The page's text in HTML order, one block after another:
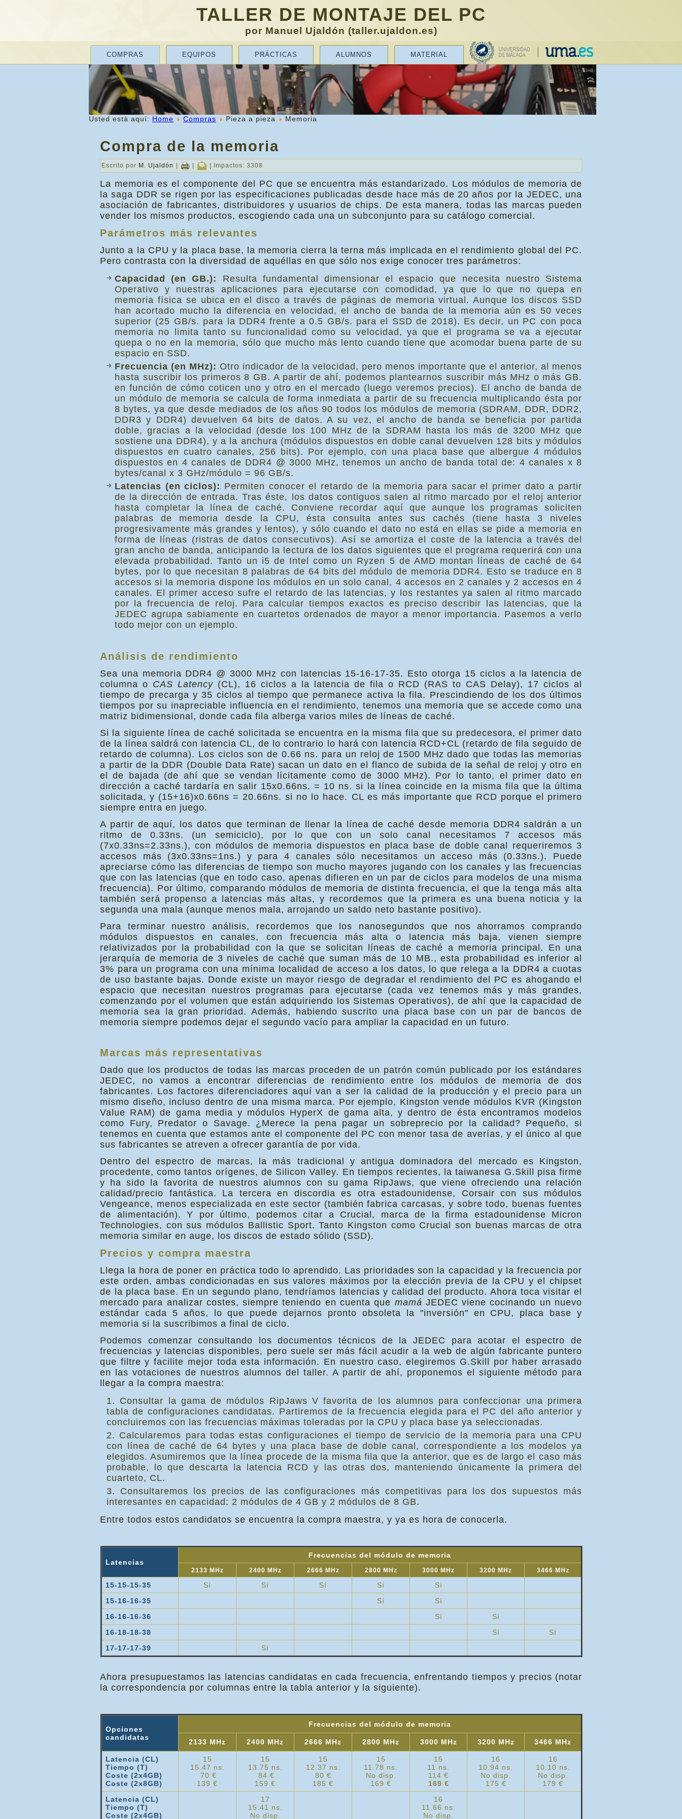
TALLER DE MONTAJE DEL PC
por Manuel Ujaldón (taller.ujaldon.es)
COMPRAS EQUIPOS PRÁCTICAS ALUMNOS MATERIAL
Usted está aquí: Home Compras Pieza a pieza Memoria
Compra de la memoria
Escrito por M. Ujaldón | | | Impactos: 3308
La memoria es el componente del PC que se encuentra más estandarizado. Los módulos de memoria de
la saga DDR se rigen por las especificaciones publicadas desde hace más de 20 años por la JEDEC, una
asociación de fabricantes, distribuidores y usuarios de chips. De esta manera, todas las marcas pueden
vender los mismos productos, escogiendo cada una un subconjunto para su catálogo comercial.
Parámetros más relevantes
Junto a la CPU y la placa base, la memoria cierra la terna más implicada en el rendimiento global del PC.
Pero contrasta con la diversidad de aquéllas en que sólo nos exige conocer tres parámetros:
Capacidad (en GB.):
Resulta fundamental dimensionar el espacio que necesita nuestro Sistema
Operativo y nuestras aplicaciones para ejecutarse con comodidad, ya que lo que no quepa en
memoria física se ubica en el disco a través de páginas de memoria virtual. Aunque los discos SSD
han acortado mucho la diferencia en velocidad, el ancho de banda de la memoria aún es 50 veces
superior (25 GB/s. para la DDR4 frente a 0.5 GB/s. para el SSD de 2018). Es decir, un PC con poca
memoria no limita tanto su funcionalidad como su velocidad, ya que el programa se va a ejecutar
quepa o no en la memoria, sólo que mucho más lento cuando tiene que acomodar buena parte de su
espacio en SSD.
Frecuencia (en MHz): Otro indicador de la velocidad, pero menos importante que el anterior, al menos
hasta suscribir los primeros 8 GB. A partir de ahí, podemos plantearnos suscribir más MHz o más GB.
en función de cómo coticen uno y otro en el mercado (luego veremos precios). El ancho de banda de
un módulo de memoria se calcula de forma inmediata a partir de su frecuencia multiplicando ésta por
8 bytes, ya que desde mediados de los años 90 todos los módulos de memoria (SDRAM, DDR, DDR2,
DDR3 y DDR4) devuelven 64 bits de datos. A su vez, el ancho de banda se beneficia por partida
doble, gracias a la velocidad (desde los 100 MHz de la SDRAM hasta los más de 3200 MHz que
sostiene una DDR4), y a la anchura (módulos dispuestos en doble canal devuelven 128 bits y módulos
dispuestos en cuatro canales, 256 bits). Por ejemplo, con una placa base que albergue 4 módulos
dispuestos en 4 canales de DDR4 @ 3000 MHz, tenemos un ancho de banda total de: 4 canales x 8
bytes/canal x 3 GHz/módulo = 96 GB/s.
Latencias (en ciclos): Permiten conocer el retardo de la memoria para sacar el primer dato a partir
de la dirección de entrada. Tras éste, los datos contiguos salen al ritmo marcado por el reloj anterior
hasta completar la línea de caché. Conviene recordar aquí que aunque los programas soliciten
palabras de memoria desde la CPU, ésta consulta antes sus cachés (tiene hasta 3 niveles
progresivamente más grandes y lentos), y sólo cuando el dato no está en ellas se pide a memoria en
forma de líneas (ristras de datos consecutivos). Así se amortiza el coste de la latencia a través del
gran ancho de banda, anticipando la lectura de los datos siguientes que el programa requerirá con una
elevada probabilidad. Tanto un i5 de Intel como un Ryzen 5 de AMD montan líneas de caché de 64
bytes, por lo que necesitan 8 palabras de 64 bits del módulo de memoria DDR4. Esto se traduce en 8
accesos si la memoria dispone los módulos en un solo canal, 4 accesos en 2 canales y 2 accesos en 4
canales. El primer acceso sufre el retardo de las latencias, y los restantes ya salen al ritmo marcado
por la frecuencia de reloj. Para calcular tiempos exactos es preciso describir las latencias, que la
JEDEC agrupa sabiamente en cuartetos ordenados de mayor a menor importancia. Pasemos a verlo
todo mejor con un ejemplo.
Análisis de rendimiento
Sea una memoria DDR4 @ 3000 MHz con latencias 15-16-17-35. Esto otorga 15 ciclos a la latencia de
columna o CAS Latency (CL), 16 ciclos a la latencia de fila o RCD (RAS to CAS Delay), 17 ciclos al
tiempo de precarga y 35 ciclos al tiempo que permanece activa la fila. Prescindiendo de los dos últimos
tiempos por su inapreciable influencia en el rendimiento, tenemos una memoria que se accede como una
matriz bidimensional, donde cada fila alberga varios miles de líneas de caché.
Si la siguiente línea de caché solicitada se encuentra en la misma fila que su predecesora, el primer dato
de la línea saldrá con latencia CL, de lo contrario lo hará con latencia RCD+CL (retardo de fila seguido de
retardo de columna). Los ciclos son de 0.66 ns. para un reloj de 1500 MHz dado que todas las memorias
a partir de la DDR (Double Data Rate) sacan un dato en el flanco de subida de la señal de reloj y otro en
el de bajada (de ahí que se vendan lícitamente como de 3000 MHz). Por lo tanto, el primer dato en
dirección a caché tardaría en salir 15x0.66ns. = 10 ns. si la línea coincide en la misma fila que la última
solicitada, y (15+16)x0.66ns = 20.66ns. si no lo hace. CL es más importante que RCD porque el primero
siempre entra en juego.
A partir de aquí, los datos que terminan de llenar la línea de caché desde memoria DDR4 saldrán a un
ritmo de 0.33ns. (un semiciclo), por lo que con un solo canal necesitamos 7 accesos más
(7x0.33ns=2.33ns.), con módulos de memoria dispuestos en placa base de doble canal requeriremos 3
accesos más (3x0.33ns=1ns.) y para 4 canales sólo necesitamos un acceso más (0.33ns.). Puede
apreciarse cómo las diferencias de tiempo son mucho mayores jugando con los canales y las frecuencias
que con las latencias (que en todo caso, apenas difieren en un par de ciclos para modelos de una misma
frecuencia). Por último, comparando módulos de memoria de distinta frecuencia, el que la tenga más alta
también será propenso a latencias más altas, y recordemos que la primera es una buena noticia y la
segunda una mala (aunque menos mala, arrojando un saldo neto bastante positivo).
Para terminar nuestro análisis, recordemos que los nanosegundos que nos ahorramos comprando
módulos dispuestos en canales, con frecuencia más alta o latencia más baja, vienen siempre
relativizados por la probabilidad con la que se solicitan líneas de caché a memoria principal. En una
jerarquía de memoria de 3 niveles de caché que suman más de 10 MB., esta probabilidad es inferior al
3% para un programa con una mínima localidad de acceso a los datos, lo que relega a la DDR4 a cuotas
de uso bastante bajas. Donde existe un mayor riesgo de degradar el rendimiento del PC es ahogando el
espacio que necesitan nuestros programas para ejecutarse (cada vez tenemos más y más grandes,
comenzando por el volumen que están adquiriendo los Sistemas Operativos), de ahí que la capacidad de
memoria sea la gran prioridad. Además, habiendo suscrito una placa base con un par de bancos de
memoria siempre podemos dejar el segundo vacío para ampliar la capacidad en un futuro.
Marcas más representativas
Dado que los productos de todas las marcas proceden de un patrón común publicado por los estándares
JEDEC, no vamos a encontrar diferencias de rendimiento entre los módulos de memoria de dos
fabricantes. Los factores diferenciadores aquí van a ser la calidad de la producción y el precio para un
mismo diseño, incluso dentro de una misma marca. Por ejemplo, Kingston vende módulos KVR (Kingston
Value RAM) de gama media y módulos HyperX de gama alta, y dentro de ésta encontramos modelos
como Fury, Predator o Savage. ¿Merece la pena pagar un sobreprecio por la calidad? Pequeño, si
tenemos en cuenta que estamos ante el componente del PC con menor tasa de averías, y el único al que
sus fabricantes se atreven a ofrecer garantía de por vida.
Dentro del espectro de marcas, la más tradicional y antigua dominadora del mercado es Kingston,
procedente, como tantos orígenes, de Silicon Valley. En tiempos recientes, la taiwanesa G.Skill pisa firme
y ha sido la favorita de nuestros alumnos con su gama RipJaws, que viene ofreciendo una relación
calidad/precio fantástica. La tercera en discordia es otra estadounidense, Corsair con sus módulos
Vengeance, menos especializada en este sector (también fabrica carcasas, y sobre todo, buenas fuentes
de alimentación). Y por último, podemos citar a Crucial, marca de la firma estadounidense Micron
Technologies, con sus módulos Ballistic Sport. Tanto Kingston como Crucial son buenas marcas de otra
memoria similar en auge, los discos de estado sólido (SSD).
Precios y compra maestra
Llega la hora de poner en práctica todo lo aprendido. Las prioridades son la capacidad y la frecuencia por
este orden, ambas condicionadas en sus valores máximos por la elección previa de la CPU y el chipset
de la placa base. En un segundo plano, tendríamos latencias y calidad del producto. Ahora toca visitar el
mercado para analizar costes, siempre teniendo en cuenta que mamá JEDEC viene cocinando un nuevo
estándar cada 5 años, lo que puede dejarnos pronto obsoleta la "inversión" en CPU, placa base y
memoria si la suscribimos a final de ciclo.
Podemos comenzar consultando los documentos técnicos de la JEDEC para acotar el espectro de
frecuencias y latencias disponibles, pero suele ser más fácil acudir a la web de algún fabricante puntero
que filtre y facilite mejor toda esta información. En nuestro caso, elegiremos G.Skill por haber arrasado
en las votaciones de nuestros alumnos del taller. A partir de ahí, proponemos el siguiente método para
llegar a la compra maestra:
Consultar la gama de módulos RipJaws V favorita de los alumnos para confeccionar una primera
tabla de configuraciones candidatas. Partiremos de la frecuencia elegida para el PC del año anterior y
concluiremos con las frecuencias máximas toleradas por la CPU y placa base ya seleccionadas.
Calcularemos para todas estas configuraciones el tiempo de servicio de la memoria para una CPU
con línea de caché de 64 bytes y una placa base de doble canal, correspondiente a los modelos ya
elegidos. Asumiremos que la línea procede de la misma fila que la anterior, que es de largo el caso más
probable, lo que descarta la latencia RCD y las otras dos, manteniendo únicamente la primera del
cuarteto, CL.
Consultaremos los precios de las configuraciones más competitivas para los dos supuestos más
interesantes en capacidad: 2 módulos de 4 GB y 2 módulos de 8 GB.
Entre todos estos candidatos se encuentra la compra maestra, y ya es hora de conocerla.
Latencias
Frecuencias del módulo de memoria
2133 MHz 2400 MHz 2666 MHz 2800 MHz 3000 MHz 3200 MHz 3466 MHz
15-15-15-35 Sí Sí Sí Sí
Sí
15-16-16-35
Sí
Sí
16-16-16-36
Sí
Sí
16-18-18-38
Sí
Sí
17-17-17-39
Sí
Ahora presupuestamos las latencias candidatas en cada frecuencia, enfrentando tiempos y precios (notar
la correspondencia por columnas entre la tabla anterior y la siguiente).
Opciones
candidatas
Frecuencias del módulo de memoria
2133 MHz 2400 MHz 2666 MHz 2800 MHz 3000 MHz 3200 MHz 3466 MHz
Latencia (CL)
Tiempo (T)
Coste (2x4GB)
Coste (2x8GB)
15
15.47 ns.
70 €
139 €
15
13.75 ns.
84 €
159 €
15
12.37 ns.
80 €
185 €
15
11.78 ns.
No disp.
169 €
15
11 ns.
114 €
169 €
16
10.94 ns.
No disp.
175 €
16
10.10 ns.
No disp.
179 €
Latencia (CL)
Tiempo (T)
Coste (2x4GB)
17
15.41 ns.
No disp.
16
11.66 ns.
No disp.